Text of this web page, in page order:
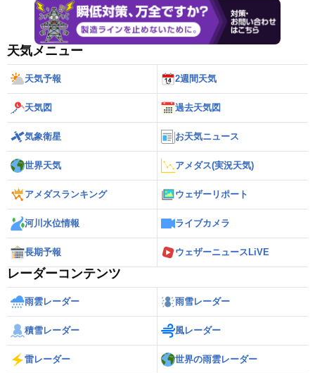
天気メニュー
天気予報 2週間天気
天気図 過去天気図
気象衛星 お天気ニュース
世界天気 アメダス(実況天気)
アメダスランキング ウェザーリポート
河川水位情報 ライブカメラ
長期予報 ウェザーニュースLiVE
レーダーコンテンツ
雨雲レーダー 雨雪レーダー
積雪レーダー 風レーダー
雷レーダー 世界の雨雲レーダー